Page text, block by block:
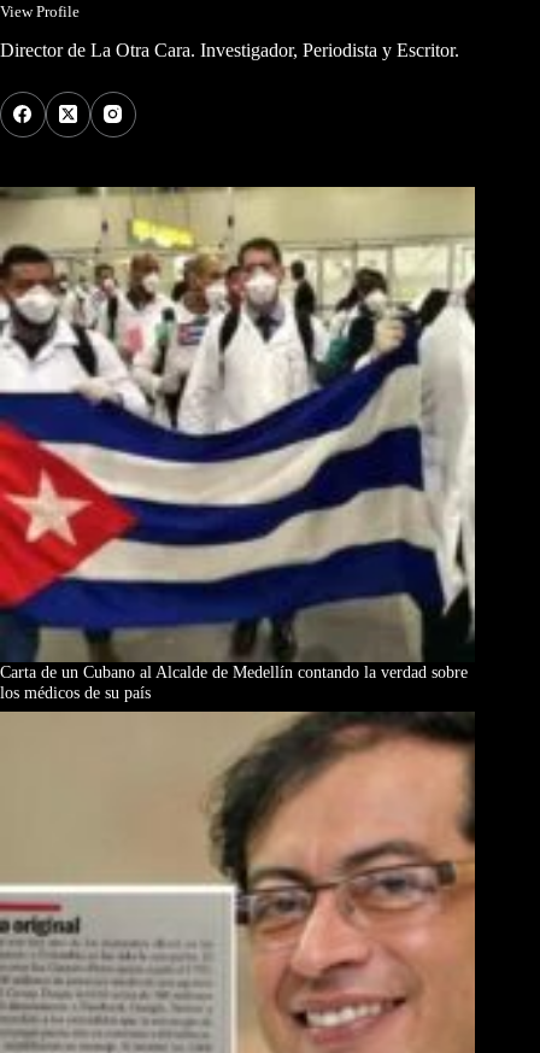
View Profile
Director de La Otra Cara. Investigador, Periodista y Escritor.
Carta de un Cubano al Alcalde de Medellín contando la verdad sobre
los médicos de su país